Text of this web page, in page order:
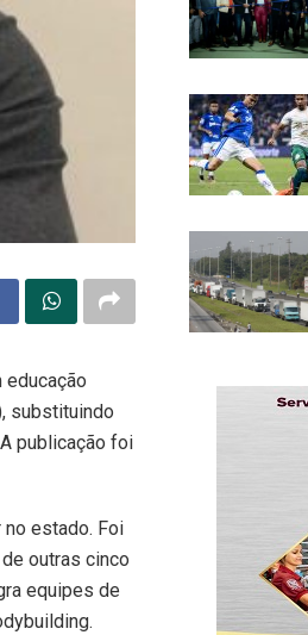
substituindo
publicação foi
estado. Foi
outras cinco
equipes de